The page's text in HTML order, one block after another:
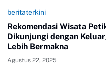
beritaterkini
Rekomendasi Wisata
Dikunjungi dengan
Lebih Bermakna
Agustus 22, 2025